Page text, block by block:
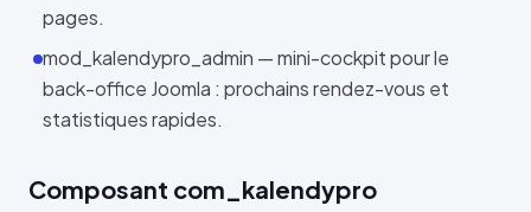
pages.
mod_kalendypro_admin — mini-cockpit pour le
back-office Joomla : prochains rendez-vous et
statistiques rapides.
Composant com_kalendypro